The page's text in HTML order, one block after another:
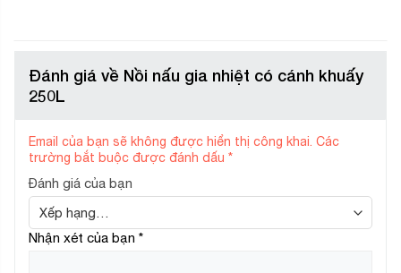
Đánh giá về Nồi nấu gia nhiệt có cánh khuấy
250L
Email của bạn sẽ không được hiển thị công khai. Các
trường bắt buộc được đánh dấu *
Đánh giá của bạn
Nhận xét của bạn *